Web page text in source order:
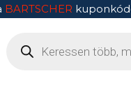
BARTSCHER